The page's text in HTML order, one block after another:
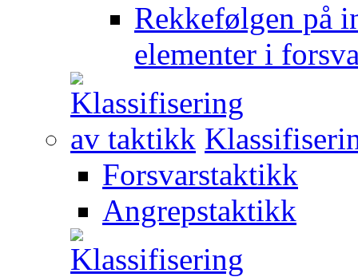
Rekkefølgen på
elementer i
Forsvarstaktikk
Angrepstaktikk